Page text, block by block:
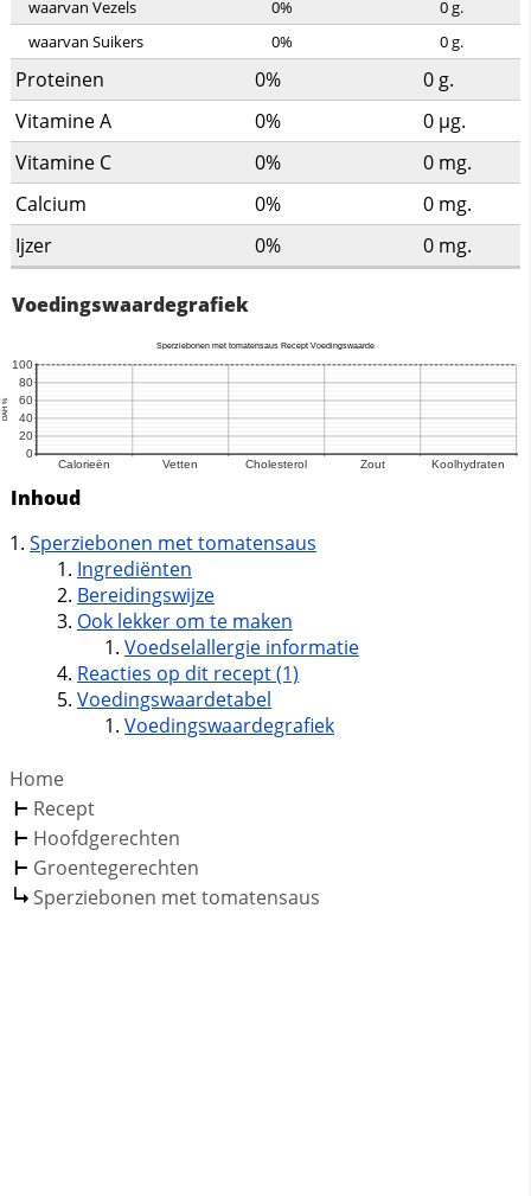
waarvan Vezels 0% 0g.
waarvan Suikers
0% 0g.
Proteinen 0% 0 g.
Vitamine A
0% 0 µg.
Vitamine C
0% 0 mg.
Calcium
0% 0 mg.
Ijzer
0% 0 mg.
Voedingswaardegrafiek
Inhoud
Sperziebonen met tomatensaus
Ingrediënten
Bereidingswijze
Ook lekker om te maken
Voedselallergie informatie
Reacties op dit recept (1)
Voedingswaardetabel
Voedingswaardegrafiek
Home
Recept
Hoofdgerechten
Groentegerechten
Sperziebonen met tomatensaus